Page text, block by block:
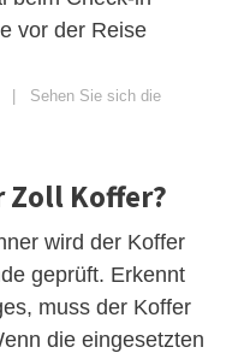
vor der Reise
| Sehen Sie sich die
Koffer?
wird der Koffer
geprüft. Erkennt
muss der Koffer
die eingesetzten